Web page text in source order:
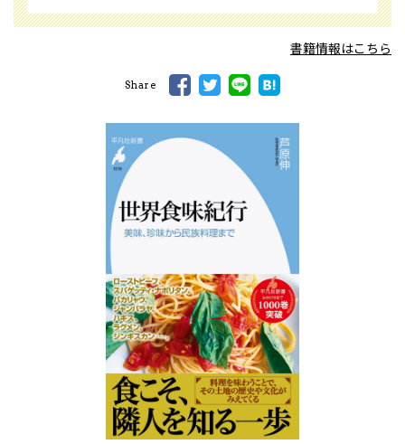
書籍情報はこちら
Share